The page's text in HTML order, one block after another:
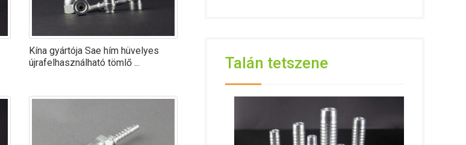
Kína gyártója Sae hím hüvelyes
újrafelhasználható tömlő ...
Talán tetszene